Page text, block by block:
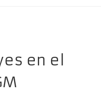
en el